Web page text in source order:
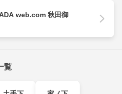
web.com 秋田御
覧